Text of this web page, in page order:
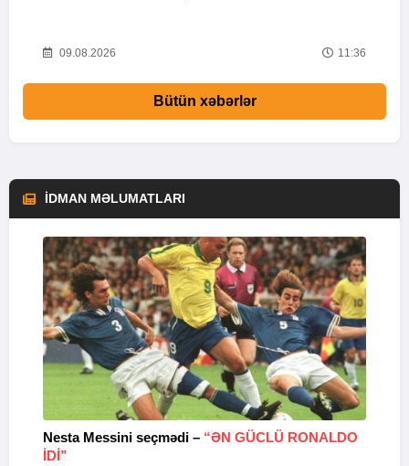
09.08.2026 11:36
Bütün xəbərlər
İDMAN MƏLUMATLARI
Nesta Messini seçmədi – “ƏN GÜCLÜ RONALDO
IDI”